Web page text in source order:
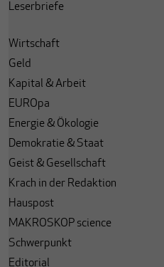
Leserbriefe
Wirtschaft
Geld
Kapital & Arbeit
EUROpa
Energie & Ökologie
Demokratie & Staat
Geist & Gesellschaft
Krach in der Redaktion
Hauspost
MAKROSKOP science
Schwerpunkt
Editorial